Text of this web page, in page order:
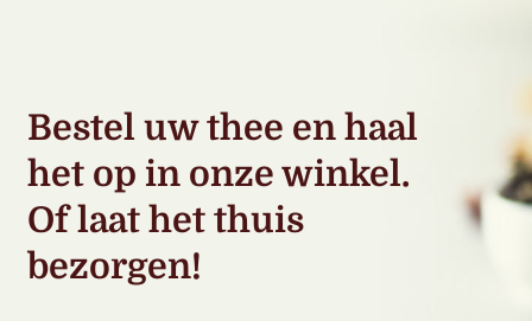
Bestel uw thee en haal
het op in onze winkel.
Of laat het thuis
bezorgen!